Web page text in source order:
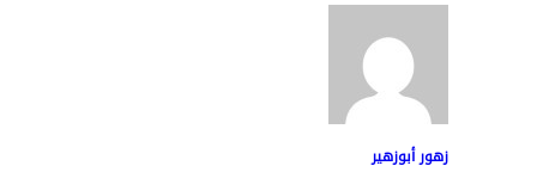
زهور أبوزهير